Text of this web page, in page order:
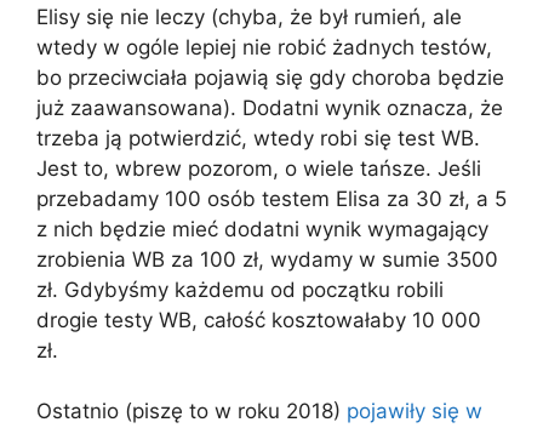
Elisy się nie leczy (chyba, że był rumień, ale
wtedy w ogóle lepiej nie robić żadnych testów,
bo przeciwciała pojawią się gdy choroba będzie
już zaawansowana). Dodatni wynik oznacza, że
trzeba ją potwierdzić, wtedy robi się test WB.
Jest to, wbrew pozorom, o wiele tańsze. Jeśli
przebadamy 100 osób testem Elisa za 30 zł, a 5
z nich będzie mieć dodatni wynik wymagający
zrobienia WB za 100 zł, wydamy w sumie 3500
zł. Gdybyśmy każdemu od początku robili
drogie testy WB, całość kosztowałaby 10 000
zł.
Ostatnio (piszę to w roku 2018) pojawiły się w